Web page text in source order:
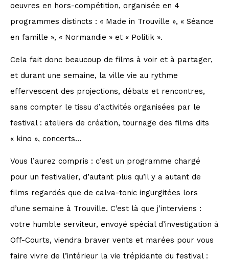
oeuvres en hors-compétition, organisée en 4
programmes distincts : « Made in Trouville », « Séance
en famille », « Normandie » et « Politik ».
Cela fait donc beaucoup de films à voir et à partager,
et durant une semaine, la ville vie au rythme
effervescent des projections, débats et rencontres,
sans compter le tissu d’activités organisées par le
festival : ateliers de création, tournage des films dits
« kino », concerts…
Vous l’aurez compris : c’est un programme chargé
pour un festivalier, d’autant plus qu’il y a autant de
films regardés que de calva-tonic ingurgitées lors
d’une semaine à Trouville. C’est là que j’interviens :
votre humble serviteur, envoyé spécial d’investigation à
Off-Courts, viendra braver vents et marées pour vous
faire vivre de l’intérieur la vie trépidante du festival :